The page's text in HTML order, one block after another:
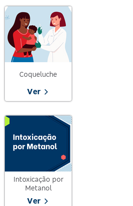
Coqueluche
Ver
Intoxicação por
Metanol
Ver